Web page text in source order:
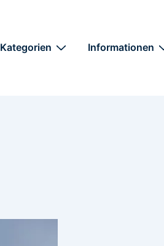
Kategorien Informationen